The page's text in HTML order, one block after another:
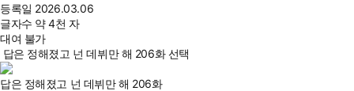
등록일 2026.03.06
글자수 약 4천 자
대여 불가
답은 정해졌고 넌 데뷔만 해 206화 선택
답은 정해졌고 넌 데뷔만 해 206화